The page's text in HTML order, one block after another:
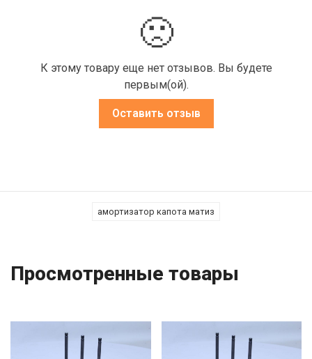
🙁
К этому товару еще нет отзывов. Вы будете
первым(ой).
Оставить отзыв
амортизатор капота матиз
Просмотренные товары